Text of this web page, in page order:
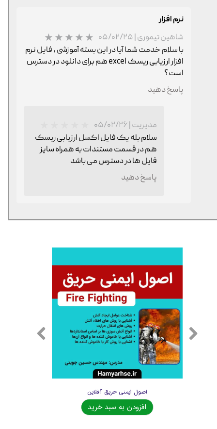
★
نرم افزار
شاهین تیموری ۰۵/۰۲/۲۵
با سلام خدمت شما آیا در این بسته آموزشی ، فایل نرم
افزار ارزیابی ریسک excel هم برای دانلود در دسترس
است؟
پاسخ دهید
مدیریت ۰۵/۰۲/۲۶
سلام بله یک فایل اکسل ارزیابی ریسک
هم در قسمت مستندات به همراه سایز
فایل ها در دسترس می باشد
پاسخ دهید
اصول ایمنی حریق آفلاین
افزودن به سبد خرید